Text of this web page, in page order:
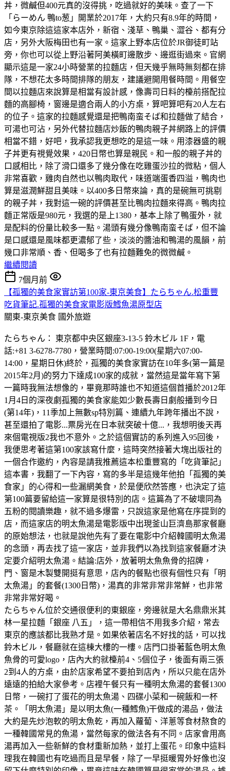
丼，微鹹但400元真的沒得挑，吃過就好的美味。查了一下
「らーめん 鴨to葱」開業於2017年，大約只有8.9年的時間，
如今東京除這這家本店外，新宿、淺草、鴨巢、澀谷、都有分
店，另外大阪梅田也有一家。這家上野本店位於JR御徒町站
旁，你也可以從上野沿著阿美橫町邊散步、邊逛街過來。官網
顯示這是一家24小時營業的拉麵店，但天幾乎無時無刻都在排
隊，不想花太多時間排隊的朋友，建議避開用餐時間。用餐空
間以拉麵店來說算是相當有設計感，像壽司日料的檯前搭配拉
麵的高腳椅，窗邊是適合兩人的小方桌，算吧算吧有20人左右
的位子。這家的拉麵感覺還是把鴨南蛮そば和拉麵做了結合，
可湯也可沾，另外代替拉麵店炒飯的鴨肉親子丼網路上的評價
相當不錯，好吧，我承認我更想吃的是這一味。用漆器盛的親
子丼更有視覺效果，420日幣也算是親民。和一般的親子丼的
口感相比，除了滑口還多了幾分像在吃雞蛋沙拉的微粘，個人
非常喜歡，雞肉自然也以鴨肉取代，味道端蛋香四溢，鴨肉也
算是滋潤鮮甜且美味。以400多日幣來論，真的是碗無可挑剔
的親子丼，我對這一碗的評價甚至比鴨肉拉麵來得高。鴨肉拉
麵正常版是980元，我選的是上1380，基本上除了鴨蛋外，就
是配料的份量比較多一點。湯頭有幾分像鴨南蛮そば，但不論
是口感還是風味都更濃郁了些，淡淡的醬油和鴨湯的風韻，前
幾口非常順、香、但喝多了也有拉麵難免的微微鹹。
繼續閱讀
7個月前
【孤獨的美食家實訪第100家-東京美食】たらちゃん.松重豐
吃貨筆記.孤獨的美食家電影版鱈魚湯原型店
關東-東京美食 國外旅遊
たらちゃん： 東京都中央区銀座3-13-5 鈴木ビル 1F，電
話:+81 3-6278-7780，營業時間:07:00-19:00(星期六07:00-
14:00，星期日休)終於，孤獨的美食家實訪在10年多(第一篇是
2015年2月)的努力下達成100家的成就，當然這是當年寫下第
一篇時我無法想像的，畢竟那時誰也不知道這個首播於2012年
1月4日的深夜劇孤獨的美食家能如少數長壽日劇般播到今日
(第14年)，11季加上無數sp特別篇、連續九年跨年播出不說，
甚至還拍了電影...票房光在日本就突破十億...，我想明後天再
來個電視版2我也不意外。之於這個實訪的系列進入95回後，
我便思考著這第100家該寫什麼，這時突然接著大塊出版社的
一個合作邀約，內容是請我推薦這本松重豐寫的「吃貨筆記」
這本書，我翻了一下內容，寫的多半是這幾年他拍「孤獨的美
食家」的心得和一些漏網美食，於是便欣然答應，也決定了這
第100篇要留給這一家算是很特別的店。這篇為了不破壞同為
五粉的閱讀樂趣，就不過多爆雷，只說這家是他寫在序提到的
店，而這家店的明太魚湯是電影版中出現釜山巨濟島那家餐廳
的原始想法，也就是說他先有了要在電影中介紹韓國明太魚湯
的念頭，再去找了這一家店，並非我們以為找到這家餐廳才決
定要介紹明太魚湯。結論:店外，放著明太魚魚骨的招牌，
門、窗是木製雙開挺有意思，店內的餐點也很有個性只有「明
太魚湯」的套餐(1300日幣)，湯真的非常非常非常鮮，也非常
非常非常好喝。
たらちゃん位於交通很便利的東銀座，旁邊就是大名鼎鼎米其
林一星拉麵「銀座 八五」，這一帶相信不用我多介紹，常去
東京的應該都比我熟才是。如果依著店名不好找的話，可以找
鈴木ビル，餐廳就在這棟大樓的一樓。店門口掛著藍色明太魚
魚骨的可愛logo，店內大約就檯前4、5個位子，後面有兩三張
2到4人的方桌，由於店家希望不要拍到店內，所以只能在店外
遠遠的拍給大家參考。店裡午餐只有一種明太魚湯的套餐1300
日幣，一碗打了蛋花的明太魚湯、四碟小菜和一碗飯和一杯
茶。「明太魚湯」是以明太魚(一種鱈魚)干做成的湯品，做法
大約是先炒泡軟的明太魚乾，再加入蘿蔔、洋蔥等食材熬食的
一種韓國常見的魚湯，當然每家的做法各有不同。店家會用高
湯再加入一些新鮮的食材重新加熱，並打上蛋花。印象中這料
理我在韓國也有吃過而且是早餐，除了一早挺暖胃外好像也沒